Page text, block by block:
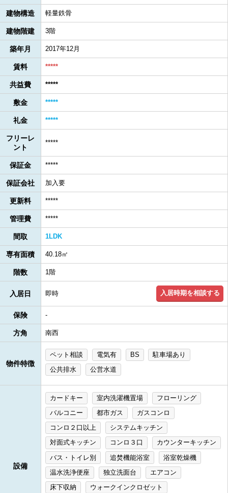
建物構造 軽量鉄骨
建物階建 3階
築年月 2017年12月
賃料 *****
共益費 *****
敷金 *****
礼金 *****
フリーレ
ント
*****
保証金 *****
保証会社 加入要
更新料 *****
管理費 *****
間取 1LDK
専有面積 40.18㎡
階数 1階
入居日 即時 入居時期を相談する
保険 -
方角 南西
物件特徴
ペット相談 電気有 BS
駐車場あり
公共排水
公営水道
設備
カードキー 室内洗濯機置場
フローリング
バルコニー
都市ガス
ガスコンロ
コンロ２口以上
システムキッチン
対面式キッチン
コンロ３口
カウンターキッチン
バス・トイレ別
追焚機能浴室
浴室乾燥機
温水洗浄便座
独立洗面台
エアコン
床下収納
ウォークインクロゼット